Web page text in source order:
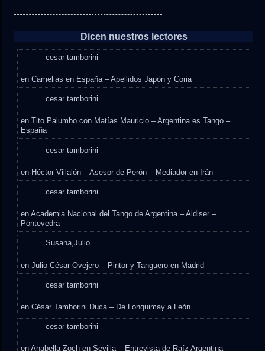
Dicen nuestros lectores
cesar tamborini
enCamelias en España – Apellidos Japón y Coria
cesar tamborini
enTito Palumbo con Matías Mauricio – Argentina es Tango –
España
cesar tamborini
en Héctor Villalón – Asesor de Perón – Mediador en Irán
cesar tamborini
enAcademia Nacional del Tango de Argentina – Aldiser –
Pontevedra
Susana,Julio
enJulio César Ovejero – Pintor y Tanguero en Madrid
cesar tamborini
enCésar Tamborini Duca – De Lonquimay a León
cesar tamborini
enAnabella Zoch en Sevilla – Entrevista de Raíz Argentina